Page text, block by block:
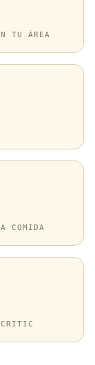
TU ÁREA
COMIDA